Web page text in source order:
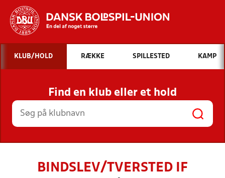
Hvad vil du søge efter?
INDHOLD OG NYHEDER
STILLINGER, RESULTATER, KLUBBER OG
HOLD
KLUB/HOLD RÆKKE SPILLESTED KAMP
Find en klub eller et hold
BINDSLEV/TVERSTED IF